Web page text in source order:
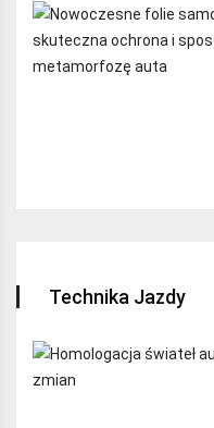
Technika Jazdy